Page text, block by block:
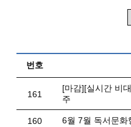
번호
161
[마감][실시간 비
주
160 6월 7월 독서문화